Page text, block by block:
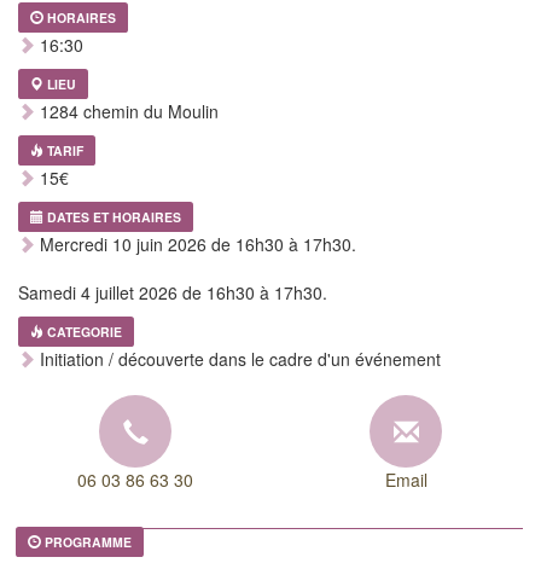
HORAIRES
16:30
LIEU
1284 chemin du Moulin
TARIF
15€
DATES ET HORAIRES
Mercredi 10 juin 2026 de 16h30 à 17h30.
Samedi 4 juillet 2026 de 16h30 à 17h30.
CATEGORIE
Initiation / découverte dans le cadre d'un événement
06 03 86 63 30 Email
PROGRAMME